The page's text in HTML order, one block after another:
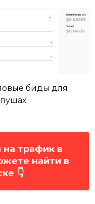
биды для
трафик в
найти в
👇